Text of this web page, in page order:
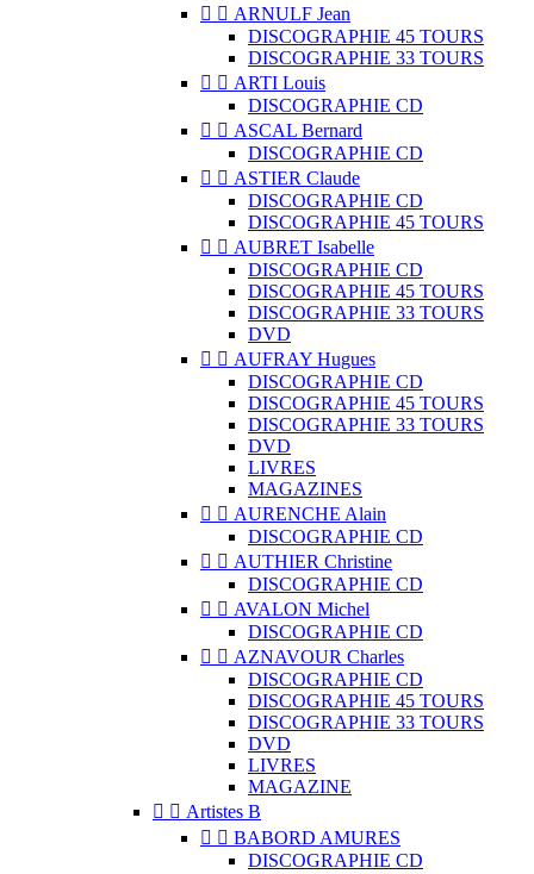
  ARNULF Jean
DISCOGRAPHIE 45 TOURS
DISCOGRAPHIE 33 TOURS
  ARTI Louis
DISCOGRAPHIE CD
  ASCAL Bernard
DISCOGRAPHIE CD
  ASTIER Claude
DISCOGRAPHIE CD
DISCOGRAPHIE 45 TOURS
  AUBRET Isabelle
DISCOGRAPHIE CD
DISCOGRAPHIE 45 TOURS
DISCOGRAPHIE 33 TOURS
DVD
  AUFRAY Hugues
DISCOGRAPHIE CD
DISCOGRAPHIE 45 TOURS
DISCOGRAPHIE 33 TOURS
DVD
LIVRES
MAGAZINES
  AURENCHE Alain
DISCOGRAPHIE CD
  AUTHIER Christine
DISCOGRAPHIE CD
  AVALON Michel
DISCOGRAPHIE CD
  AZNAVOUR Charles
DISCOGRAPHIE CD
DISCOGRAPHIE 45 TOURS
DISCOGRAPHIE 33 TOURS
DVD
LIVRES
MAGAZINE
  Artistes B
  BABORD AMURES
DISCOGRAPHIE CD